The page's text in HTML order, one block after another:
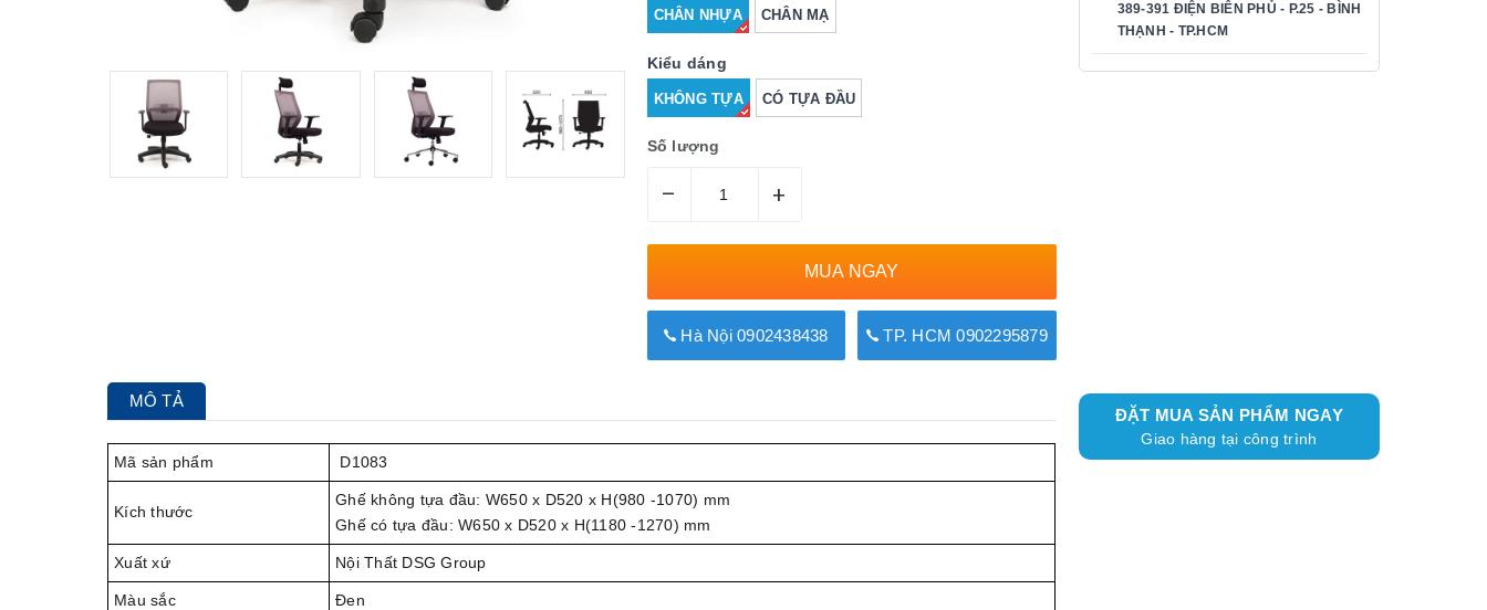
CHÂN NHỰA CHÂN MẠ
Kiểu dáng
KHÔNG TỰA CÓ TỰA ĐẦU
Số lượng
– +
MUA NGAY
Hà Nội 0902438438 TP. HCM 0902295879
389-391 ĐIỆN BIÊN PHỦ - P.25 - BÌNH
THẠNH - TP.HCM
MÔ TẢ
Mã sản phẩm D1083
Kích thước
Ghế không tựa đầu: W650 x D520 x H(980 -1070) mm
Ghế có tựa đầu: W650 x D520 x H(1180 -1270) mm
Xuất xứ Nội Thất DSG Group
Màu sắc Đen
ĐẶT MUA SẢN PHẨM NGAY
Giao hàng tại công trình